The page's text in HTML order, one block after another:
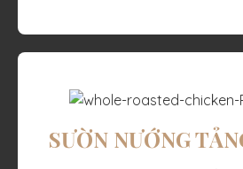
SƯỜN NƯỚNG